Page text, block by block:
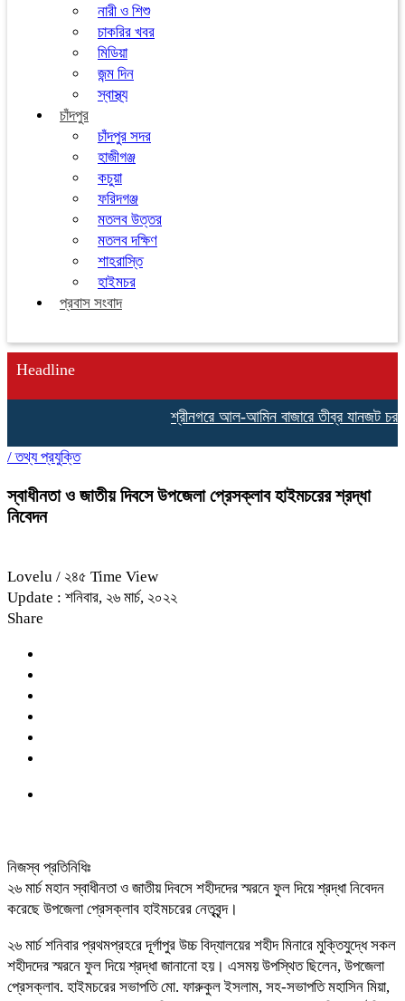
নারী ও শিশু
চাকরির খবর
মিডিয়া
জন্ম দিন
স্বাস্থ্য
চাঁদপুর
চাঁদপুর সদর
হাজীগঞ্জ
কচুয়া
ফরিদগঞ্জ
মতলব উত্তর
মতলব দক্ষিণ
শাহরাস্তি
হাইমচর
প্রবাস সংবাদ
Headline
শ্রীনগরে আল-আমিন বাজারে তীব্র যানজট চরম
/তথ্য প্রযুক্তি
স্বাধীনতা ও জাতীয় দিবসে উপজেলা প্রেসক্লাব হাইমচরের শ্রদ্ধা
নিবেদন
Lovelu / ২৪৫ Time View
Update : শনিবার, ২৬ মার্চ, ২০২২
Share
নিজস্ব প্রতিনিধিঃ
২৬ মার্চ মহান স্বাধীনতা ও জাতীয় দিবসে শহীদদের স্মরনে ফুল দিয়ে শ্রদ্ধা নিবেদন
করেছে উপজেলা প্রেসক্লাব হাইমচরের নেতৃবৃন্দ।
২৬ মার্চ শনিবার প্রথমপ্রহরে দূর্গাপুর উচ্চ বিদ্যালয়ের শহীদ মিনারে মুক্তিযুদ্ধে সকল
শহীদদের স্মরনে ফুল দিয়ে শ্রদ্ধা জানানো হয়। এসময় উপস্থিত ছিলেন, উপজেলা
প্রেসক্লাব. হাইমচরের সভাপতি মো. ফারুকুল ইসলাম, সহ-সভাপতি মহাসিন মিয়া,